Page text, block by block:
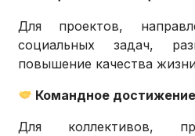
Для проектов,
социальных задач,
повышение качества
Командное
Для коллективов,